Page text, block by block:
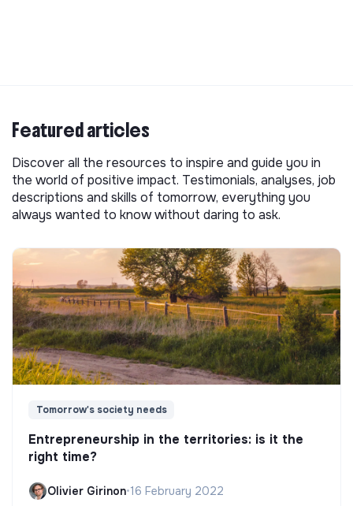
Featured articles
Discover all the resources to inspire and guide you in
the world of positive impact. Testimonials, analyses, job
descriptions and skills of tomorrow, everything you
always wanted to know without daring to ask.
Tomorrow's society needs
Entrepreneurship in the territories: is it the
right time?
Olivier Girinon•16 February 2022